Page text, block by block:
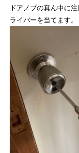
ドアノブの真ん中に
ライバーを当てます。